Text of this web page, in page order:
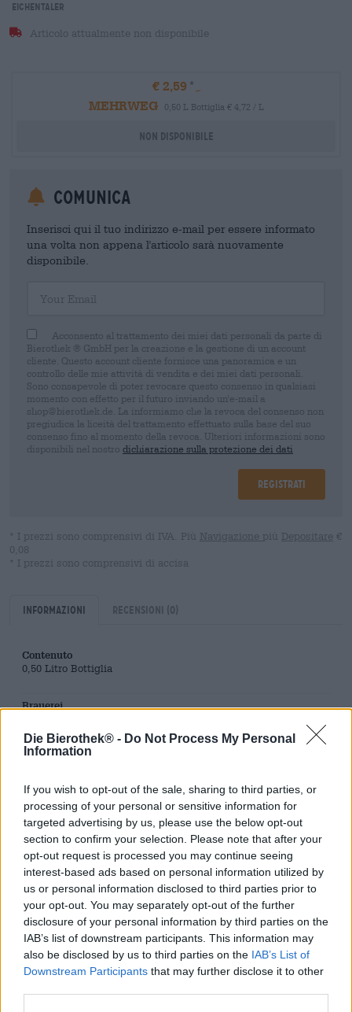
Die Bierothek® - Do Not Process My Personal
Information
If you wish to opt-out of the sale, sharing to third parties, or
processing of your personal or sensitive information for
targeted advertising by us, please use the below opt-out
section to confirm your selection. Please note that after your
opt-out request is processed you may continue seeing
interest-based ads based on personal information utilized by
us or personal information disclosed to third parties prior to
your opt-out. You may separately opt-out of the further
disclosure of your personal information by third parties on the
IAB’s list of downstream participants. This information may
also be disclosed by us to third parties on the IAB’s List of
Downstream Participants that may further disclose it to other
Eichentaler
Articolo attualmente non disponibile
€ 2,59
MEHRWEG
0,50 L Bottiglia € 4,72 / L
Non disponibile
Comunica
Inserisci qui il tuo indirizzo e-mail per essere informato
una volta non appena l'articolo sarà nuovamente
disponibile.
Acconsento al trattamento dei miei dati personali da parte di
Bierothek ® GmbH per la creazione e la gestione di un account
cliente. Questo account cliente fornisce una panoramica e un
controllo delle mie attività di vendita e dei miei dati personali.
Sono consapevole di poter revocare questo consenso in qualsiasi
momento con effetto per il futuro inviando un'e-mail a
shop@bierothek.de. La informiamo che la revoca del consenso non
pregiudica la liceità del trattamento effettuato sulla base del suo
consenso fino al momento della revoca. Ulteriori informazioni sono
disponibili nel nostro dichiarazione sulla protezione dei dati
Registrati
* I prezzi sono comprensivi di IVA. Più Navigazione più Depositare €
0,08
* I prezzi sono comprensivi di accisa
Informazioni Recensioni (0)
Contenuto
0,50 Litro Bottiglia
Brauerei
Tessera Bierothek®
EAN
4260143294612
Peso
0.5kg(0.88kg con imballaggio)
Depositare
€ 0.08
LMIV
Operatore responsabile del settore alimentare (UE)
Brauerei Hacklberg, Bräuhausplatz 3, 94034
Passau Deutschland(DE)
Bierregion
Deutschland
Stile birra